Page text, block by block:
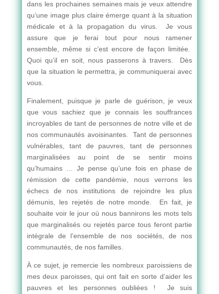
dans les prochaines semaines mais je veux attendre
qu’une image plus claire émerge quant à la situation
médicale et à la propagation du virus. Je vous
assure que je ferai tout pour nous ramener
ensemble, même si c’est encore de façon limitée.
Quoi qu’il en soit, nous passerons à travers. Dès
que la situation le permettra, je communiquerai avec
vous.
Finalement, puisque je parle de guérison, je veux
que vous sachiez que je connais les souffrances
incroyables de tant de personnes de notre ville et de
nos communautés avoisinantes. Tant de personnes
vulnérables, tant de pauvres, tant de personnes
marginalisées au point de se sentir moins
qu’humains … Je pense qu’une fois en phase de
rémission de cette pandémie, nous verrons les
échecs de nos institutions de rejoindre les plus
démunis, les rejetés de notre monde. En fait, je
souhaite voir le jour où nous bannirons les mots tels
que marginalisés ou rejetés parce tous feront partie
intégrale de l’ensemble de nos sociétés, de nos
communautés, de nos familles.
À ce sujet, je remercie les nombreux paroissiens de
mes deux paroisses, qui ont fait en sorte d’aider les
pauvres et les personnes oubliées ! Je suis